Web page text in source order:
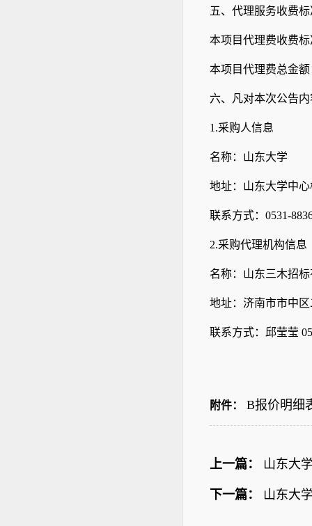
五、代理服务收费
本项目代理费收费
本项目代理费总金额
六、凡对本次公告
1.采购人信息
名称：山东
地址：山东
联系方式：
2.采购代理机构信息
名称：山
地址：济南市市中
联系方式：邱莹莹
附件： B报价明细
上一篇： 山东大
下一篇： 山东大